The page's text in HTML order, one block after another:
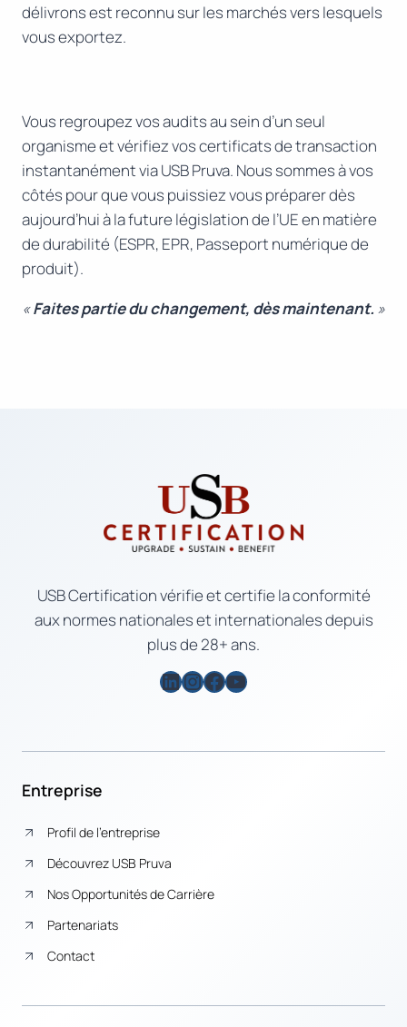
délivrons est reconnu sur les marchés vers lesquels
vous exportez.
Vous regroupez vos audits au sein d’un seul
organisme et vérifiez vos certificats de transaction
instantanément via USB Pruva. Nous sommes à vos
côtés pour que vous puissiez vous préparer dès
aujourd’hui à la future législation de l’UE en matière
de durabilité (ESPR, EPR, Passeport numérique de
produit).
«Faites partie du changement, dès maintenant. »
USB Certification vérifie et certifie la conformité
aux normes nationales et internationales depuis
plus de 28+ ans.
LinkedIn
Instagram
Facebook
YouTube
Entreprise
Profil de l’entreprise
Découvrez USB Pruva
Nos Opportunités de Carrière
Partenariats
Contact